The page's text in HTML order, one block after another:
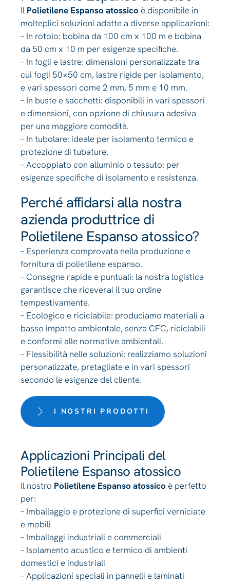
Il Polietilene Espanso atossico è disponibile in
molteplici soluzioni adatte a diverse applicazioni:
– In rotolo: bobina da 100 cm x 100 m e bobina
da 50 cm x 10 m per esigenze specifiche.
– In fogli e lastre: dimensioni personalizzate tra
cui fogli 50×50 cm, lastre rigide per isolamento,
e vari spessori come 2 mm, 5 mm e 10 mm.
– In buste e sacchetti: disponibili in vari spessori
e dimensioni, con opzione di chiusura adesiva
per una maggiore comodità.
– In tubolare: ideale per isolamento termico e
protezione di tubature.
– Accoppiato con alluminio o tessuto: per
esigenze specifiche di isolamento e resistenza.
Perché affidarsi alla nostra
azienda produttrice di
Polietilene Espanso atossico?
– Esperienza comprovata nella produzione e
fornitura di polietilene espanso.
– Consegne rapide e puntuali: la nostra logistica
garantisce che riceverai il tuo ordine
tempestivamente.
– Ecologico e riciclabile: produciamo materiali a
basso impatto ambientale, senza CFC, riciclabili
e conformi alle normative ambientali.
– Flessibilità nelle soluzioni: realizziamo soluzioni
personalizzate, pretagliate e in vari spessori
secondo le esigenze del cliente.
I NOSTRI PRODOTTI
Applicazioni Principali del
Polietilene Espanso atossico
Il nostro Polietilene Espanso atossico è perfetto
per:
– Imballaggio e protezione di superfici verniciate
e mobili
– Imballaggi industriali e commerciali
– Isolamento acustico e termico di ambienti
domestici e industriali
– Applicazioni speciali in pannelli e laminati